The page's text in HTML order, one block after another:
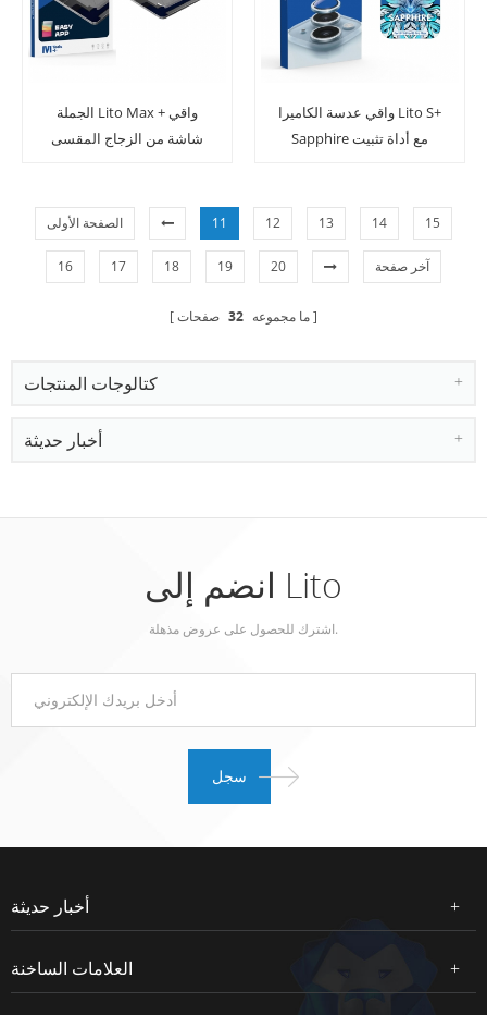
الجملة Lito Max + واقي
شاشة من الزجاج المقسى
واقي عدسة الكاميرا Lito S+
Sapphire مع أداة تثبيت
الصفحة الأولى 11 12 13 14 15
16 17 18 19 20 آخر صفحة
ما مجموعه 32 صفحات
كتالوجات المنتجات
أخبار حديثة
انضم إلى Lito
اشترك للحصول على عروض مذهلة.
أخبار حديثة
العلامات الساخنة